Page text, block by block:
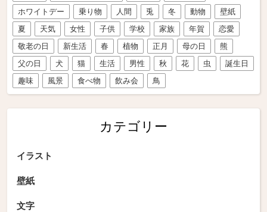
ホワイトデー
乗り物 人間 兎 冬 動物
壁紙
夏
天気 女性 子供 学校 家族 年賀
恋愛
敬老の日
新生活 春 植物 正月 母の日
熊
父の日
犬 猫 生活 男性 秋 花 虫
誕生日
趣味
風景 食べ物 飲み会 鳥
カテゴリー
イラスト
壁紙
文字